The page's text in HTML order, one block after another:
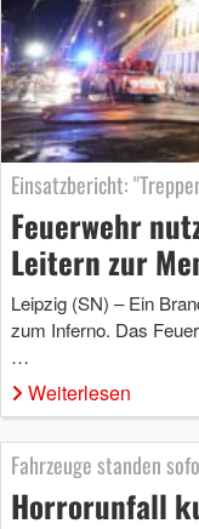
Einsatzbericht:
Feuerwehr
Leitern zur
Leipzig (SN) – Ein
zum Inferno. Das
…
Weiterlesen
Fahrzeuge standen
Horrorunfall